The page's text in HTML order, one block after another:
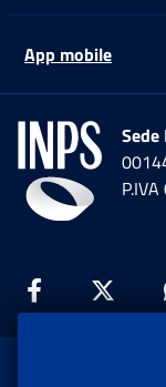
App mobile
Sede